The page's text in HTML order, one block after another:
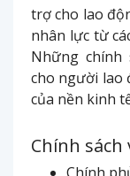
trợ cho lao
nhân lực từ
Những chính
cho người lao
của nền kinh
Chính sách